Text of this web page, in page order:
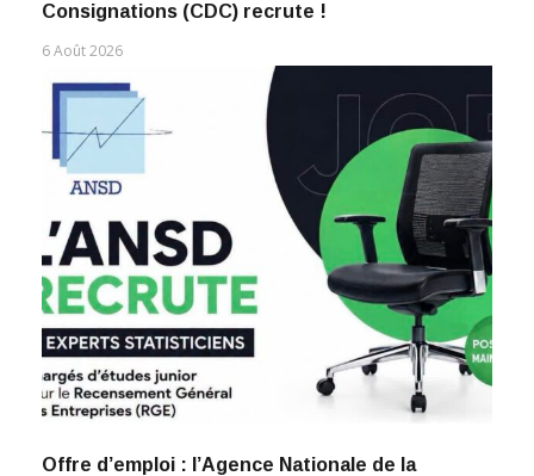
Consignations (CDC) recrute !
6 Août 2026
Offre d’emploi : l’Agence Nationale de la